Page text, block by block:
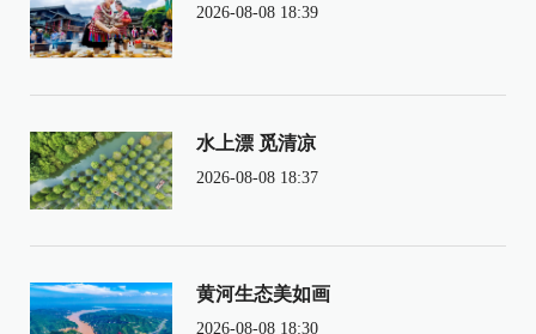
2026-08-08 18:39
水上漂 觅清凉
2026-08-08 18:37
黄河生态美如画
2026-08-08 18:30